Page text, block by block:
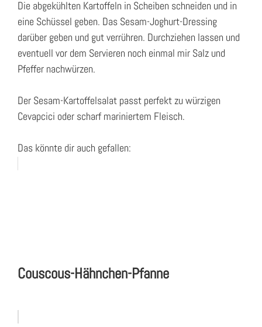
Die abgekühlten Kartoffeln in Scheiben schneiden und in
eine Schüssel geben. Das Sesam-Joghurt-Dressing
darüber geben und gut verrühren. Durchziehen lassen und
eventuell vor dem Servieren noch einmal mir Salz und
Pfeffer nachwürzen.
Der Sesam-Kartoffelsalat passt perfekt zu würzigen
Cevapcici oder scharf mariniertem Fleisch.
Das könnte dir auch gefallen:
Couscous-Hähnchen-Pfanne